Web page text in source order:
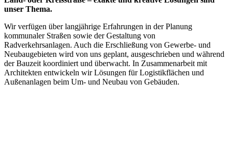
unser Thema.
Wir verfügen über langjährige Erfahrungen in der Planung
kommunaler Straßen sowie der Gestaltung von
Radverkehrsanlagen. Auch die Erschließung von Gewerbe- und
Neubaugebieten wird von uns geplant, ausgeschrieben und während
der Bauzeit koordiniert und überwacht. In Zusammenarbeit mit
Architekten entwickeln wir Lösungen für Logistikflächen und
Außenanlagen beim Um- und Neubau von Gebäuden.